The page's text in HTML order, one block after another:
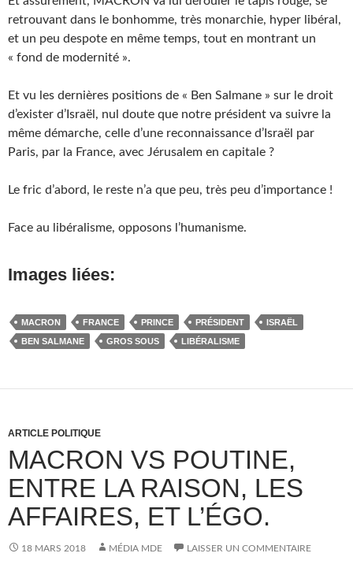
retrouvant dans le bonhomme, très monarchie, hyper libéral,
et un peu despote en même temps, tout en montrant un
« fond de modernité ».
Et vu les dernières positions de « Ben Salmane » sur le droit
d’exister d’Israël, nul doute que notre président va suivre la
même démarche, celle d’une reconnaissance d’Israël par
Paris, par la France, avec Jérusalem en capitale ?
Le fric d’abord, le reste n’a que peu, très peu d’importance !
Face au libéralisme, opposons l’humanisme.
Images liées:
MACRON FRANCE PRINCE PRÉSIDENT
ISRAËL
BEN SALMANE
GROS SOUS LIBÉRALISME
ARTICLE POLITIQUE
MACRON VS POUTINE,
ENTRE LA RAISON, LES
AFFAIRES, ET L’ÉGO.
18 MARS 2018 MÉDIA MDE LAISSER UN COMMENTAIRE